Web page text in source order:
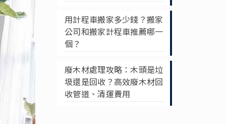
用計程車搬家多少錢？搬家
公司和搬家計程車推薦哪一
個？
廢木材處理攻略：木頭是垃
圾還是回收？高效廢木材回
收管道、清運費用